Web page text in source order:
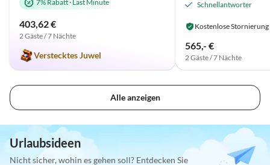
7% Rabatt· Last Minute
403,62 €
2 Gäste / 7 Nächte
Verstecktes Juwel
Schnellantworter
Kostenlose Stornierung
565,- €
2 Gäste / 7 Nächte
Alle anzeigen
Urlaubsideen
Nicht sicher, wohin es gehen soll? Entdecken Sie